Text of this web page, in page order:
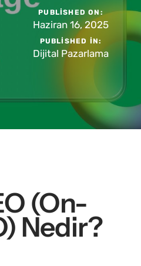
PUBLISHED ON:
Haziran 16, 2025
PUBLISHED IN:
Dijital Pazarlama
(On-
Nedir?